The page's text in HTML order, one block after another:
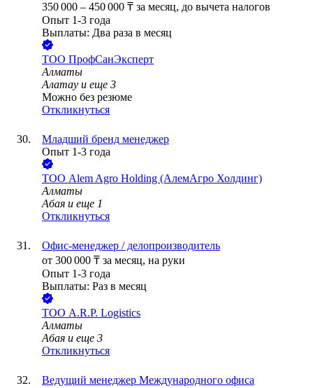
350 000 – 450 000 ₸ за месяц, до вычета налогов
Опыт 1-3 года
Выплаты: Два раза в месяц
ТОО ПрофСанЭксперт
Алматы
Алатау и еще 3
Можно без резюме
Откликнуться
Младший бренд менеджер
Опыт 1-3 года
ТОО Alem Agro Holding (АлемАгро Холдинг)
Алматы
Абая и еще 1
Откликнуться
Офис-менеджер / делопроизводитель
от 300 000 ₸ за месяц, на руки
Опыт 1-3 года
Выплаты: Раз в месяц
ТОО A.R.P. Logistics
Алматы
Абая и еще 3
Откликнуться
Ведущий менеджер Международного офиса